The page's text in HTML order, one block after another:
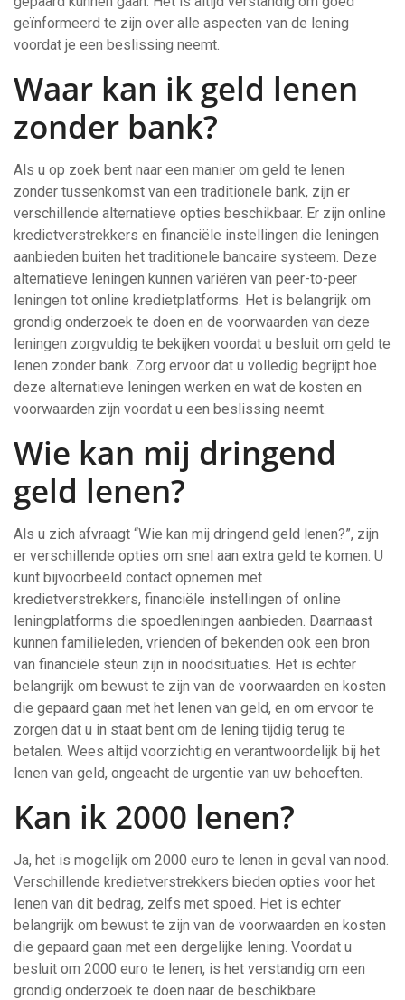
geïnformeerd te zijn over alle aspecten van de lening
voordat je een beslissing neemt.
Waar kan ik geld lenen
zonder bank?
Als u op zoek bent naar een manier om geld te lenen
zonder tussenkomst van een traditionele bank, zijn er
verschillende alternatieve opties beschikbaar. Er zijn online
kredietverstrekkers en financiële instellingen die leningen
aanbieden buiten het traditionele bancaire systeem. Deze
alternatieve leningen kunnen variëren van peer-to-peer
leningen tot online kredietplatforms. Het is belangrijk om
grondig onderzoek te doen en de voorwaarden van deze
leningen zorgvuldig te bekijken voordat u besluit om geld te
lenen zonder bank. Zorg ervoor dat u volledig begrijpt hoe
deze alternatieve leningen werken en wat de kosten en
voorwaarden zijn voordat u een beslissing neemt.
Wie kan mij dringend
geld lenen?
Als u zich afvraagt “Wie kan mij dringend geld lenen?”, zijn
er verschillende opties om snel aan extra geld te komen. U
kunt bijvoorbeeld contact opnemen met
kredietverstrekkers, financiële instellingen of online
leningplatforms die spoedleningen aanbieden. Daarnaast
kunnen familieleden, vrienden of bekenden ook een bron
van financiële steun zijn in noodsituaties. Het is echter
belangrijk om bewust te zijn van de voorwaarden en kosten
die gepaard gaan met het lenen van geld, en om ervoor te
zorgen dat u in staat bent om de lening tijdig terug te
betalen. Wees altijd voorzichtig en verantwoordelijk bij het
lenen van geld, ongeacht de urgentie van uw behoeften.
Kan ik 2000 lenen?
Ja, het is mogelijk om 2000 euro te lenen in geval van nood.
Verschillende kredietverstrekkers bieden opties voor het
lenen van dit bedrag, zelfs met spoed. Het is echter
belangrijk om bewust te zijn van de voorwaarden en kosten
die gepaard gaan met een dergelijke lening. Voordat u
besluit om 2000 euro te lenen, is het verstandig om een
grondig onderzoek te doen naar de beschikbare